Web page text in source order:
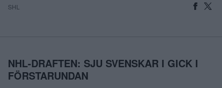
SHL
NHL-DRAFTEN: SJU SVENSKAR I GICK I
FÖRSTARUNDAN